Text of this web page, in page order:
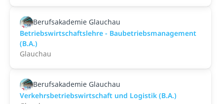
Berufsakademie Glauchau
Betriebswirtschaftslehre - Baubetriebsmanagement
(B.A.)
Glauchau
Berufsakademie Glauchau
Verkehrsbetriebswirtschaft und Logistik (B.A.)